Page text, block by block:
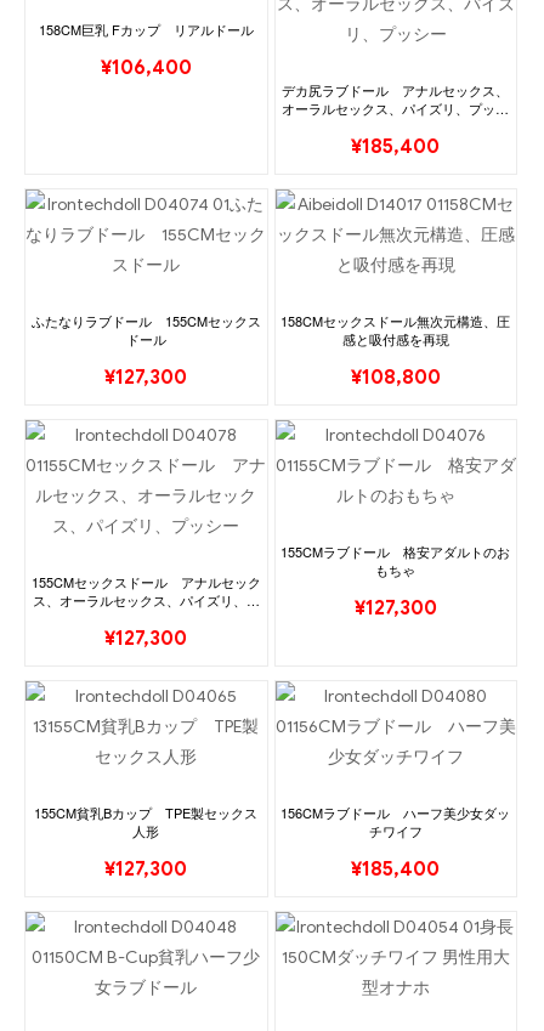
158CM巨乳 Fカップ リアルドール
¥106,400
デカ尻ラブドール アナルセックス、
オーラルセックス、パイズリ、プッシ
¥185,400
ふたなりラブドール 155CMセックス
ドール
¥127,300
158CMセックスドール無次元構造、圧
感と吸付感を再現
¥108,800
155CMセックスドール アナルセック
ス、オーラルセックス、パイズリ、プ
¥127,300
155CMラブドール 格安アダルトのお
もちゃ
¥127,300
155CM貧乳Bカップ TPE製セックス
人形
¥127,300
156CMラブドール ハーフ美少女ダッ
チワイフ
¥185,400